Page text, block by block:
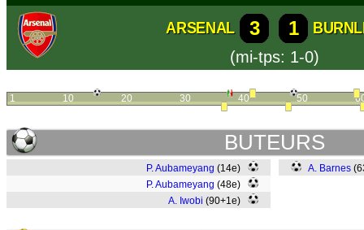
ARSENAL 3 1
(mi-tps: 1-0)
1 10 20 30 40 50
BUTEURS
P. Aubameyang (14e)
P. Aubameyang (48e)
A. Iwobi (90+1e)
A. Barnes